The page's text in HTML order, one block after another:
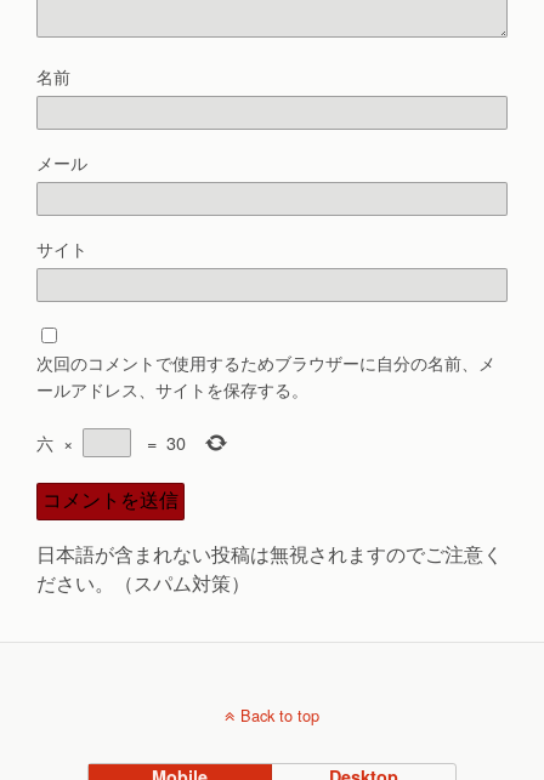
名前
メール
サイト
次回のコメントで使用するためブラウザーに自分の名前、メ
ールアドレス、サイトを保存する。
六 × = 30
日本語が含まれない投稿は無視されますのでご注意く
ださい。（スパム対策）
Back to top